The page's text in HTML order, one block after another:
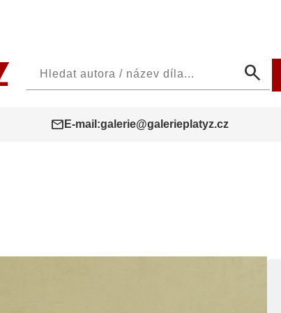
search
mail E-mail:galerie@galerieplatyz.cz